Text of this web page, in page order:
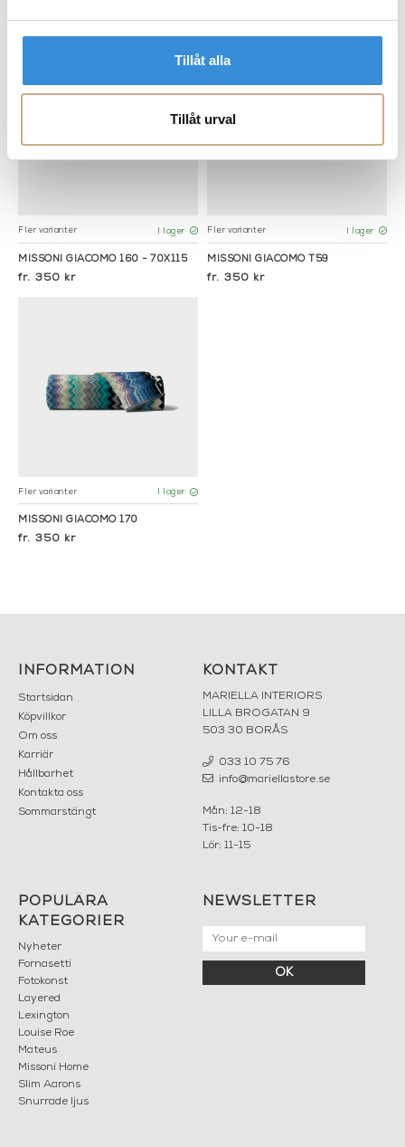
Tillåt alla
Tillåt urval
Fler varianter I lager
MISSONI GIACOMO 160 - 70X115
350 kr
Fler varianter I lager
MISSONI GIACOMO T59
350 kr
Fler varianter I lager
MISSONI GIACOMO 170
350 kr
INFORMATION
Startsidan
Köpvillkor
Om oss
Karriär
Hållbarhet
Kontakta oss
Sommarstängt
KONTAKT
MARIELLA INTERIORS
LILLA BROGATAN 9
503 30 BORÅS
033 10 75 76
info@mariellastore.se
Mån: 12-18
Tis-fre: 10-18
Lör: 11-15
POPULÄRA
KATEGORIER
Nyheter
Fornasetti
Fotokonst
Layered
Lexington
Louise Roe
Mateus
Missoni Home
Slim Aarons
Snurrade ljus
NEWSLETTER
OK